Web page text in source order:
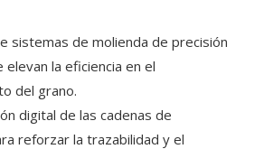
sistemas de molienda de precisión
elevan la eficiencia en el
del grano.
digital de las cadenas de
reforzar la trazabilidad y el